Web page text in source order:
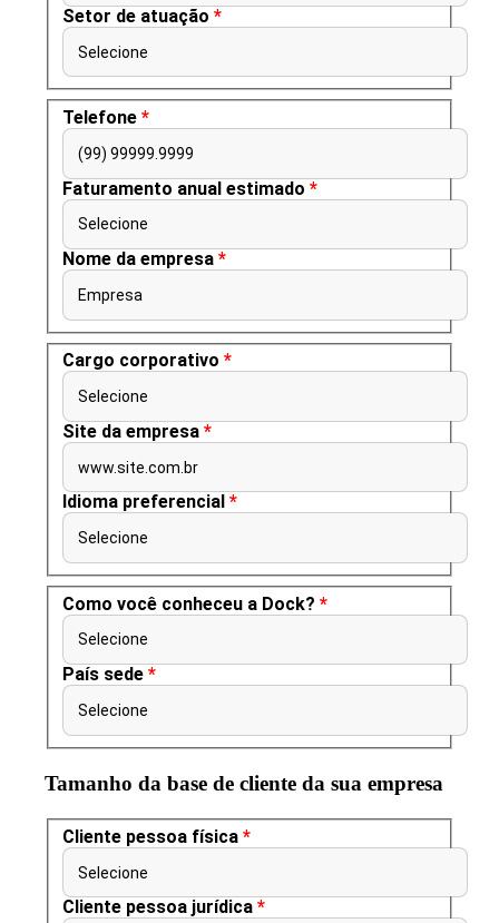
Setor de atuação *
Selecione
Telefone *
(99) 99999.9999
Faturamento anual estimado *
Selecione
Nome da empresa *
Empresa
Cargo corporativo *
Selecione
Site da empresa *
www.site.com.br
Idioma preferencial *
Selecione
Como você conheceu a Dock? *
Selecione
País sede *
Selecione
Tamanho da base de cliente da sua empresa
Cliente pessoa física *
Selecione
Cliente pessoa jurídica *